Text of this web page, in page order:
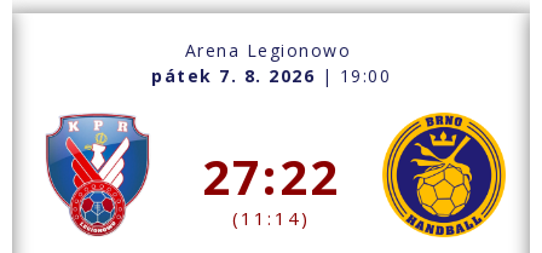
Arena Legionowo
pátek 7. 8. 2026 | 19:00
27:22
(11:14)